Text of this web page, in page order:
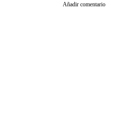
Añadir comentario